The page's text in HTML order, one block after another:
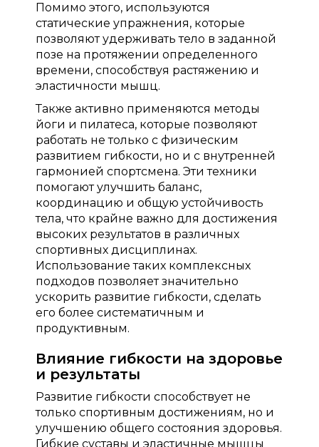
Помимо этого, используются
статические упражнения, которые
позволяют удерживать тело в заданной
позе на протяжении определенного
времени, способствуя растяжению и
эластичности мышц.
Также активно применяются методы
йоги и пилатеса, которые позволяют
работать не только с физическим
развитием гибкости, но и с внутренней
гармонией спортсмена. Эти техники
помогают улучшить баланс,
координацию и общую устойчивость
тела, что крайне важно для достижения
высоких результатов в различных
спортивных дисциплинах.
Использование таких комплексных
подходов позволяет значительно
ускорить развитие гибкости, сделать
его более систематичным и
продуктивным.
Влияние гибкости на здоровье
и результаты
Развитие гибкости способствует не
только спортивным достижениям, но и
улучшению общего состояния здоровья.
Гибкие суставы и эластичные мышцы